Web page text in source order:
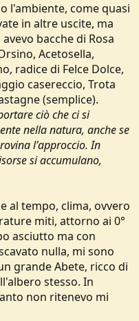
l'ambiente, come quasi
in altre uscite, ma
bacche di Rosa
Acetosella,
radice di Felce Dolce,
casereccio, Trota
(semplice).
ciò che ci si
nella natura, anche se
l'approccio. In
si accumulano,
al tempo, clima, ovvero
miti, attorno ai 0°
asciutto ma con
nulla, mi sono
grande Abete, ricco di
stesso. In
non ritenevo mi